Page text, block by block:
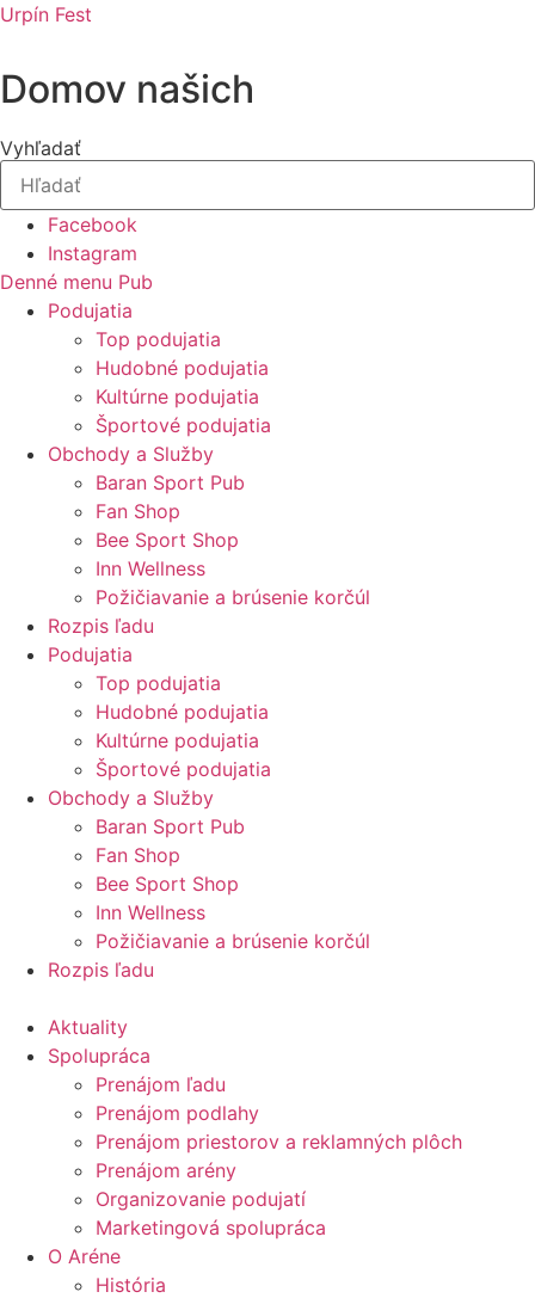
Preskočiť
obsah
Urpín Fest
Domov našich
Vyhľadať
Facebook
Instagram
Denné menu Pub
Podujatia
Top podujatia
Hudobné podujatia
Kultúrne podujatia
Športové podujatia
Obchody a Služby
Baran Sport Pub
Fan Shop
Bee Sport Shop
Inn Wellness
Požičiavanie a brúsenie korčúl
Rozpis ľadu
Podujatia
Top podujatia
Hudobné podujatia
Kultúrne podujatia
Športové podujatia
Obchody a Služby
Baran Sport Pub
Fan Shop
Bee Sport Shop
Inn Wellness
Požičiavanie a brúsenie korčúl
Rozpis ľadu
Aktuality
Spolupráca
Prenájom ľadu
Prenájom podlahy
Prenájom priestorov a reklamných plôch
Prenájom arény
Organizovanie podujatí
Marketingová spolupráca
O Aréne
História